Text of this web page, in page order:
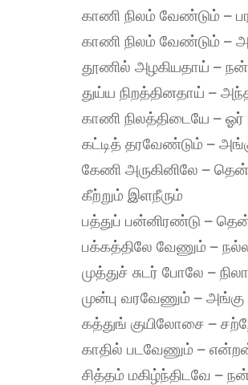
காணி நிலம் வேண்டும் –
காணி நிலம் வேண்டும் –
தூணில் அழகியதாய் –
துய்ய நிறத்தினதாய் –
காணி நிலத்திடையே –
கட்டித் தரவேண்டும் –
கேணி அருகினிலே –
கீற்றும் இளநீரும்
பத்துப் பன்னிரண்டு –
பக்கத்திலே வேணும் –
முத்துச் சுடர் போலே –
முன்பு வரவேணும் – அங்கு
கத்துங் குயிலோசை –
காதில் படவேணும் –
சித்தம் மகிழ்ந்திடவே –